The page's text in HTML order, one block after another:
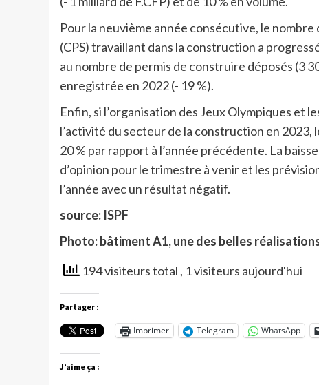
Pour la neuvième année consécutive, le
(CPS) travaillant dans la construction a
au nombre de permis de construire déposés (3
enregistrée en 2022 (- 19 %).
Enfin, si l’organisation des Jeux Olympiques et
l’activité du secteur de la construction en 2023,
20 % par rapport à l’année précédente. La
d’opinion pour le trimestre à venir et les
l’année avec un résultat négatif.
source: ISPF
Photo: bâtiment A1, une des belles
194 visiteurs total , 1 visiteurs aujourd'hui
Partager :
Imprimer Telegram WhatsApp
J’aime ça :